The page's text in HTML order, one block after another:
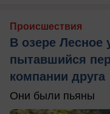
Происшествия
В озере Лесное
пытавшийся
компании друга
Они были пьяны